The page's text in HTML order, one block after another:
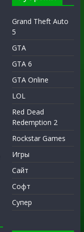
Grand Theft Auto
5
GTA
GTA 6
GTA Online
LOL
Red Dead
Redemption 2
Rockstar Games
Игры
Сайт
Софт
Супер